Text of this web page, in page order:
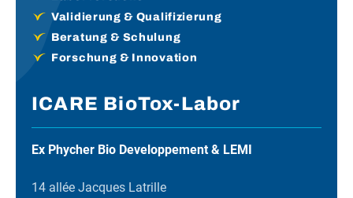
Validierung & Qualifizierung
Beratung & Schulung
Forschung & Innovation
ICARE BioTox-Labor
Ex Phycher Bio Developpement & LEMI
14 allée Jacques Latrille